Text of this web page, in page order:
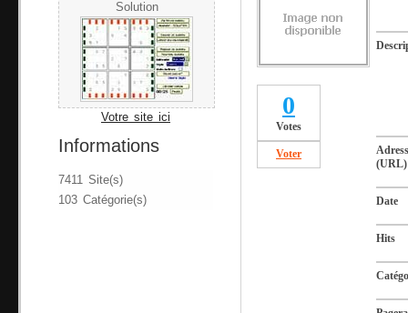
Solution
Votre site ici
Informations
7411 Site(s)
103 Catégorie(s)
0
Votes
Voter
Date
Hits